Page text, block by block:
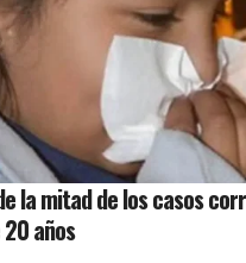
la mitad de los casos
años